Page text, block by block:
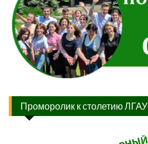
Проморолик к столетию ЛГАУ